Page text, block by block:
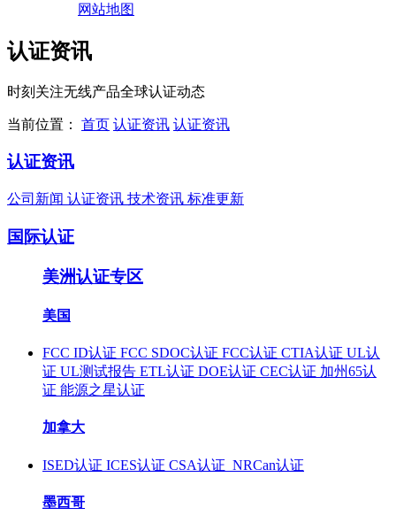
网站地图
认证资讯
时刻关注无线产品全球认证动态
当前位置： 首页 认证资讯 认证资讯
认证资讯
公司新闻 认证资讯 技术资讯 标准更新
国际认证
美洲认证专区
美国
FCC ID认证 FCC SDOC认证 FCC认证 CTIA认证 UL认
证 UL测试报告 ETL认证 DOE认证 CEC认证 加州65认
证 能源之星认证
加拿大
ISED认证 ICES认证 CSA认证 NRCan认证
墨西哥